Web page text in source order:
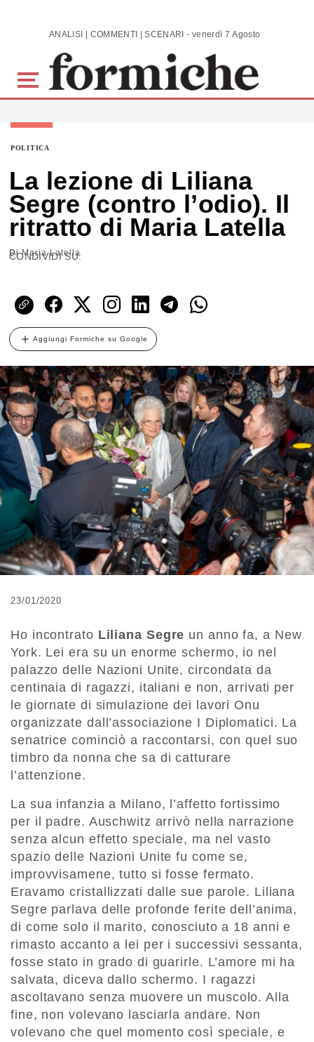
Skip to main content ANALISI | COMMENTI | SCENARI - venerdì 7 Agosto 2026
POLITICA
La lezione di Liliana
Segre (contro l’odio). Il
ritratto di Maria Latella
DiMaria Latella
CONDIVIDI SU:
Aggiungi Formiche su Google
23/01/2020
Ho incontrato Liliana Segre un anno fa, a New
York. Lei era su un enorme schermo, io nel
palazzo delle Nazioni Unite, circondata da
centinaia di ragazzi, italiani e non, arrivati per
le giornate di simulazione dei lavori Onu
organizzate dall’associazione I Diplomatici. La
senatrice cominciò a raccontarsi, con quel suo
timbro da nonna che sa di catturare
l’attenzione.
La sua infanzia a Milano, l’affetto fortissimo
per il padre. Auschwitz arrivò nella narrazione
senza alcun effetto speciale, ma nel vasto
spazio delle Nazioni Unite fu come se,
improvvisamene, tutto si fosse fermato.
Eravamo cristallizzati dalle sue parole. Liliana
Segre parlava delle profonde ferite dell’anima,
di come solo il marito, conosciuto a 18 anni e
rimasto accanto a lei per i successivi sessanta,
fosse stato in grado di guarirle. L’amore mi ha
salvata, diceva dallo schermo. I ragazzi
ascoltavano senza muovere un muscolo. Alla
fine, non volevano lasciarla andare. Non
volevano che quel momento così speciale, e